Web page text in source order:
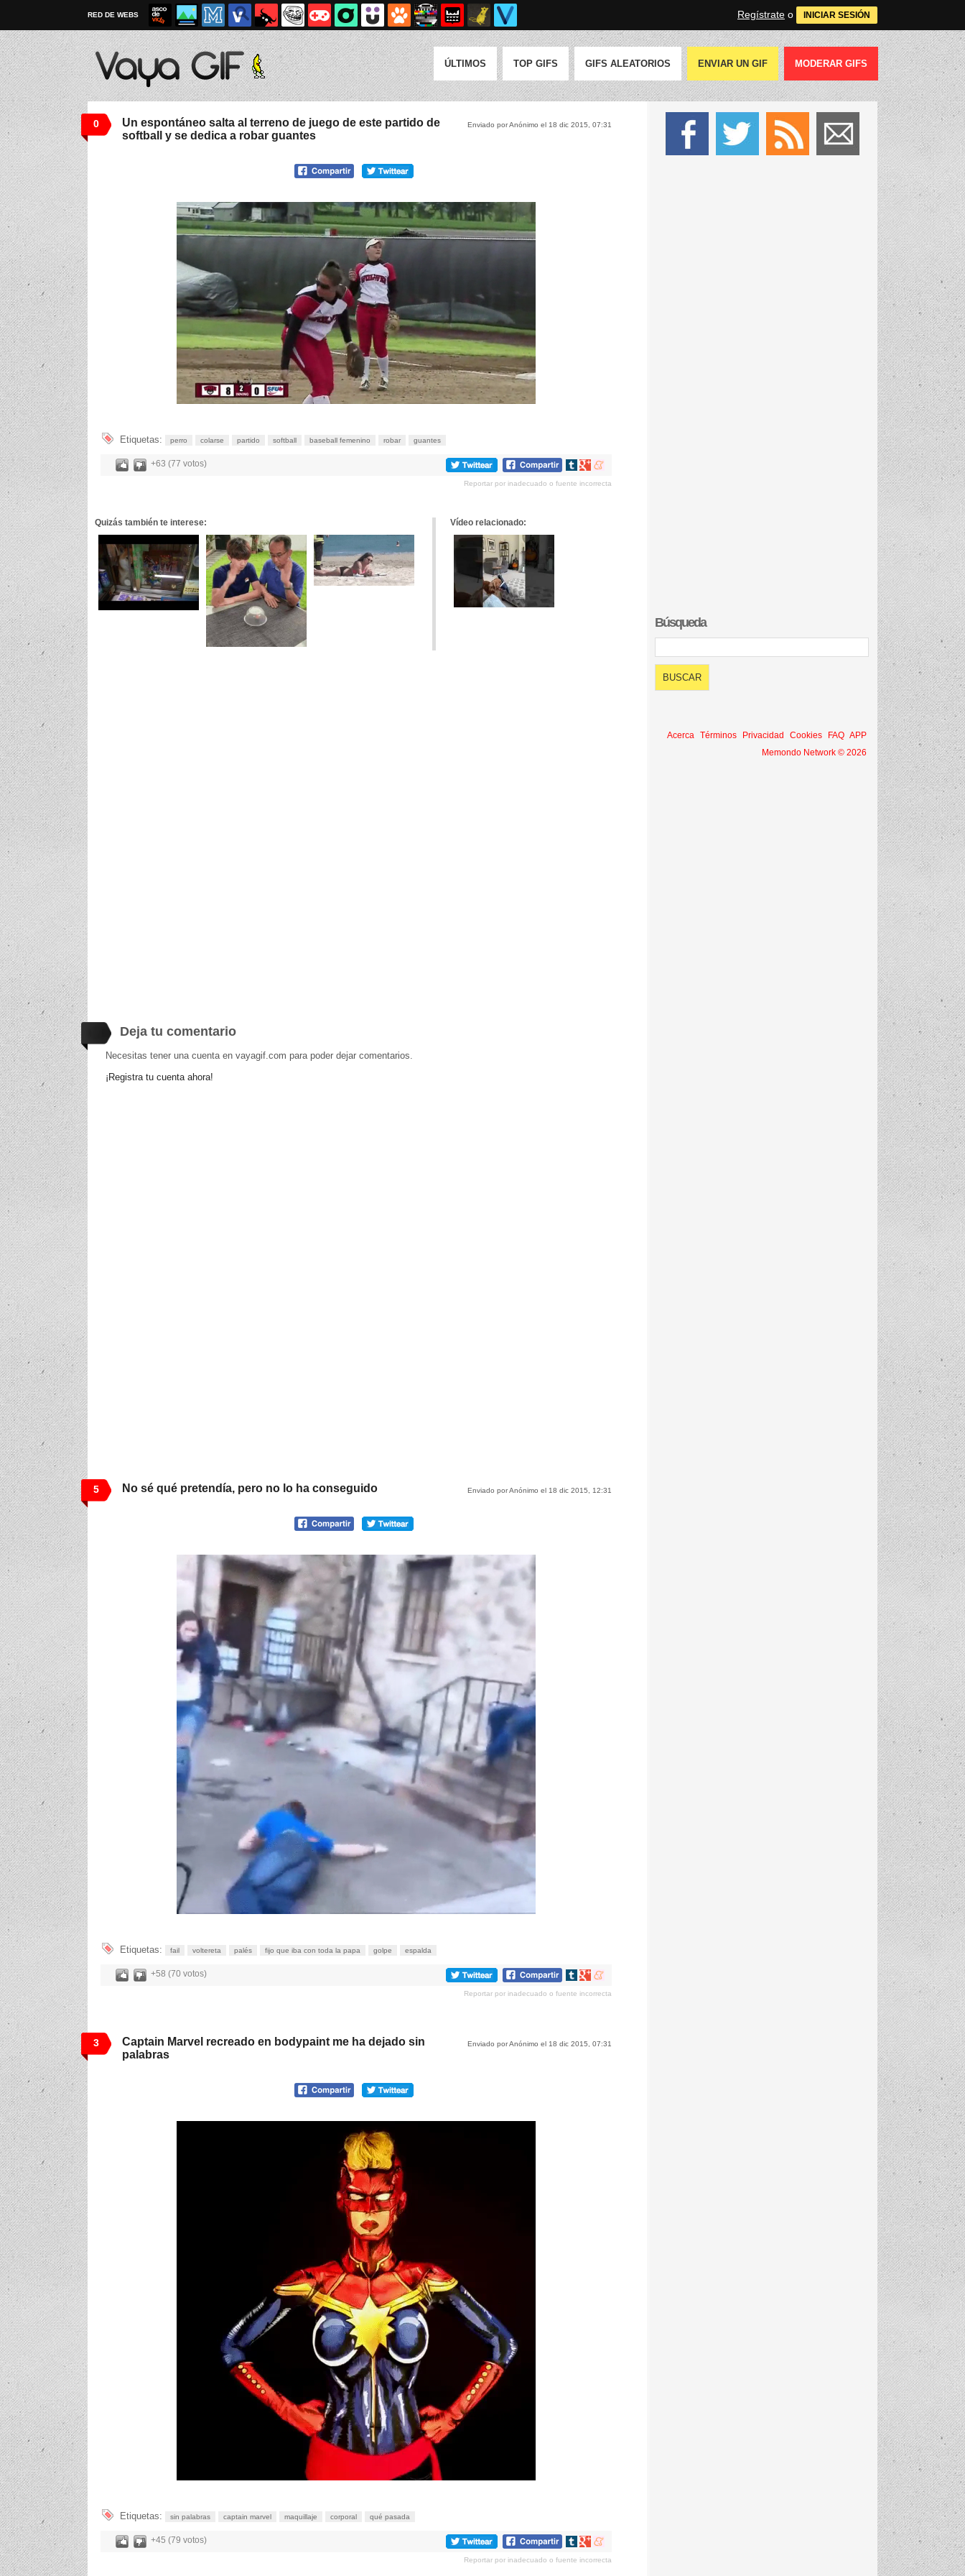
RED DE WEBS Regístrate o INICIAR SESIÓN
ÚLTIMOS TOP GIFS GIFS ALEATORIOS ENVIAR UN GIF MODERAR GIFS
0 Enviado por Anónimo el 18 dic 2015, 07:31
Un espontáneo salta al terreno de juego de este partido de
softball y se dedica a robar guantes
Etiquetas: perro colarse partido softball baseball femenino robar guantes
+63 (77 votos)
Compartir
tumblr
Compartir
Google+
Compartir
meneame
Reportar por inadecuado o fuente incorrecta
Quizás también te interese: Vídeo relacionado:
Deja tu comentario
Necesitas tener una cuenta en vayagif.com para poder dejar comentarios.
¡Registra tu cuenta ahora!
5 Enviado por Anónimo el 18 dic 2015, 12:31
No sé qué pretendía, pero no lo ha conseguido
Etiquetas: fail voltereta palés fijo que iba con toda la papa golpe espalda
+58 (70 votos)
Compartir
tumblr
Compartir
Google+
Compartir
meneame
Reportar por inadecuado o fuente incorrecta
3 Enviado por Anónimo el 18 dic 2015, 07:31
Captain Marvel recreado en bodypaint me ha dejado sin
palabras
Etiquetas: sin palabras captain marvel maquillaje corporal qué pasada
+45 (79 votos)
Compartir
tumblr
Compartir
Google+
Compartir
meneame
Reportar por inadecuado o fuente incorrecta
Búsqueda
Acerca Términos Privacidad Cookies FAQ APP
Memondo Network © 2026